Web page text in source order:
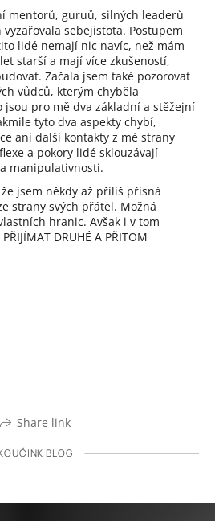
mentorů, guruů, silných leaderů
sebejistota. Postupem
lidé nemají nic navíc, než mám
starší a mají více zkušeností,
Začala jsem také pozorovat
vůdců, kterým chyběla
jsou pro mě dva základní a stěžejní
tyto dva aspekty chybí,
ani další kontakty z mé strany
a pokory lidé sklouzávají
manipulativnosti.
jsem někdy až příliš přísná
strany svých přátel. Možná
hranic. Avšak i v tom
DRUHÉ A PŘITOM
Share link
BLOG